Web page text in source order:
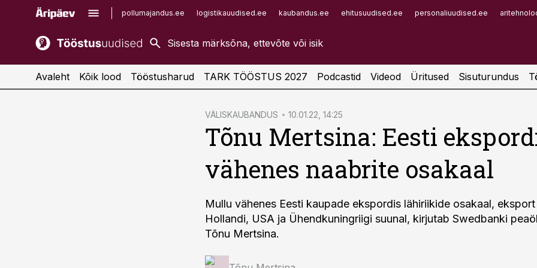
pollumajandus.ee logistikauudised.ee kaubandus.ee ehitusuudised.ee personaliuudised.ee
kaubandus.ee
kinnisvarauudised.ee
imelineajalugu.ee
Infopank
Avaleht Kõik lood Tööstusharud TARK TÖÖSTUS 2027 Podcastid Videod Üritused Sisuturundus
VÄLISKAUBANDUS 10.01.22, 14:25
Tõnu Mertsina: Eesti
vähenes naabrite osakaal
Mullu vähenes Eesti kaupade ekspordis lähiriikide osakaal,
Hollandi, USA ja Ühendkuningriigi suunal, kirjutab Swedbanki
Tõnu Mertsina.